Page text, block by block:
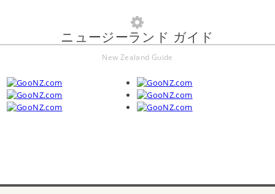
ニュージーランド ガイド
New Zealand Guide